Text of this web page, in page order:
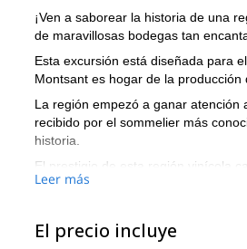
¡Ven a saborear la historia de una
de maravillosas bodegas tan
Esta excursión está diseñada para
Montsant es hogar de la
La región empezó a ganar atención
recibido por el sommelier más
historia.
El prestigio de esta región vinícola
querrás irte. Vistas interminables
¡Reserva esto ahora y te mostraré
Leer más
El precio incluye